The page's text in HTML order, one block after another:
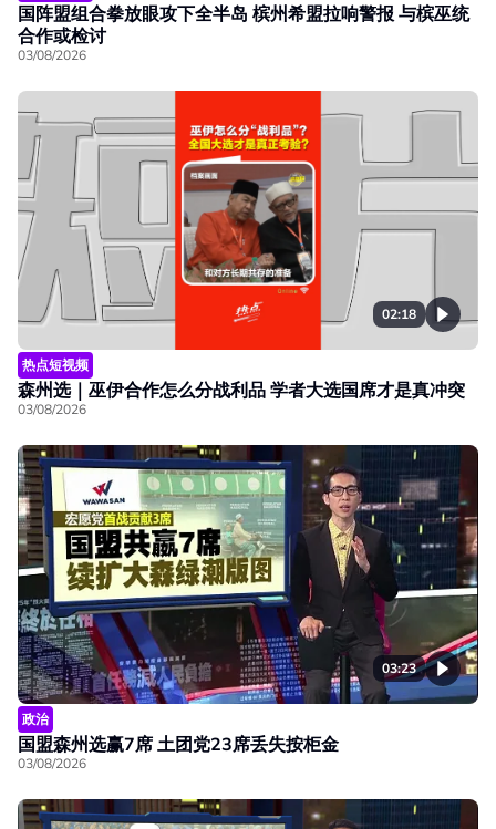
国阵盟组合拳放眼攻下全半岛 槟州希盟拉响警报 与槟巫统
合作或检讨
03/08/2026
02:18
热点短视频
森州选｜巫伊合作怎么分战利品 学者大选国席才是真冲突
03/08/2026
03:23
政治
国盟森州选赢7席 土团党23席丢失按柜金
03/08/2026